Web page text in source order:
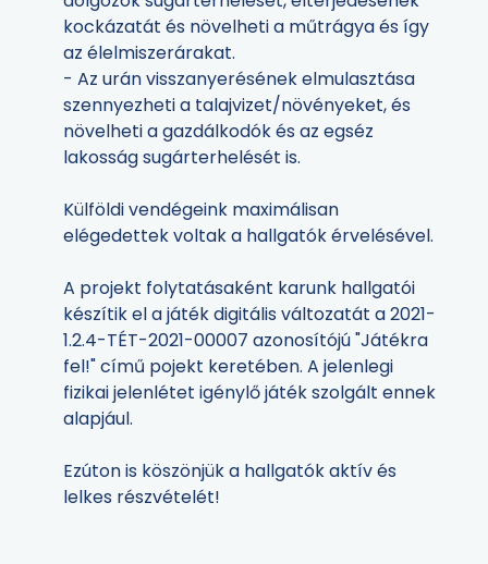
kockázatát és növelheti a műtrágya és így
az élelmiszerárakat.
- Az urán visszanyerésének elmulasztása
szennyezheti a talajvizet/növényeket, és
növelheti a gazdálkodók és az egséz
lakosság sugárterhelését is.
Külföldi vendégeink maximálisan
elégedettek voltak a hallgatók érvelésével.
A projekt folytatásaként karunk hallgatói
készítik el a játék digitális változatát a 2021-
1.2.4-TÉT-2021-00007 azonosítójú "Játékra
fel!" című pojekt keretében. A jelenlegi
fizikai jelenlétet igénylő játék szolgált ennek
alapjául.
Ezúton is köszönjük a hallgatók aktív és
lelkes részvételét!